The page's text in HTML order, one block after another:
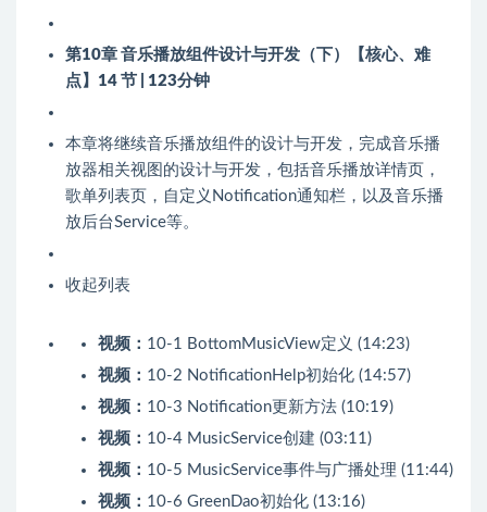
第10章 音乐播放组件设计与开发（下）【核心、难
点】 14 节 | 123分钟
本章将继续音乐播放组件的设计与开发，完成音乐播
放器相关视图的设计与开发，包括音乐播放详情页，
歌单列表页，自定义Notification通知栏，以及音乐播
放后台Service等。
收起列表
视频： 10-1 BottomMusicView定义 (14:23)
视频： 10-2 NotificationHelp初始化 (14:57)
视频： 10-3 Notification更新方法 (10:19)
视频： 10-4 MusicService创建 (03:11)
视频： 10-5 MusicService事件与广播处理 (11:44)
视频： 10-6 GreenDao初始化 (13:16)